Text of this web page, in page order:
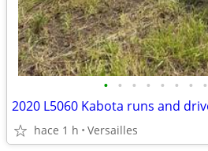
• • • • • • • •
2020 L5060 Kabota runs and
hace 1 h Versailles